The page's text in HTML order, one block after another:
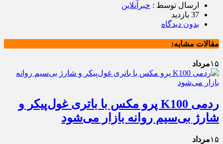
ارسال توسط : خبرآنلاین
37 بازدید
بدون دیدگاه
مقالات مشابه:
۱۵مرداد
ردمی K100 پرو مکس با باتری غول‌پیکر و
شارژ بی‌سیم روانه بازار می‌شود
۱۵مرداد